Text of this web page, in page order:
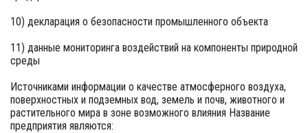
10) декларация о безопасности промышленного объекта
11) данные мониторинга воздействий на компоненты природной
среды
Источниками информации о качестве атмосферного воздуха,
поверхностных и подземных вод, земель и почв, животного и
растительного мира в зоне возможного влияния Название
предприятия являются: